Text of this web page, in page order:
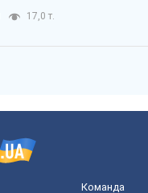
17,0 т.
Команда